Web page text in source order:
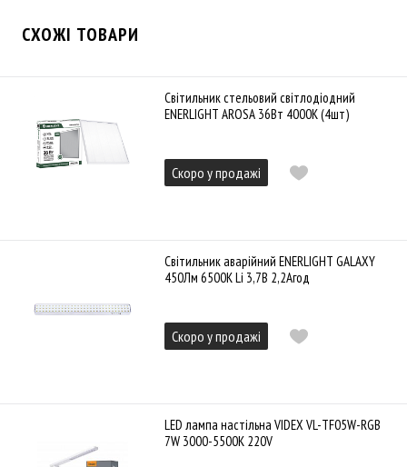
СХОЖІ ТОВАРИ
Cвітильник стельовий світлодіодний
ENERLIGHT AROSA 36Вт 4000К (4шт)
Скоро у продажі
Cвітильник аварійний ENERLIGHT GALAXY
450Лм 6500К Li 3,7В 2,2Агод
Скоро у продажі
LED лампа настільна VIDEX VL-TF05W-RGB
7W 3000-5500K 220V